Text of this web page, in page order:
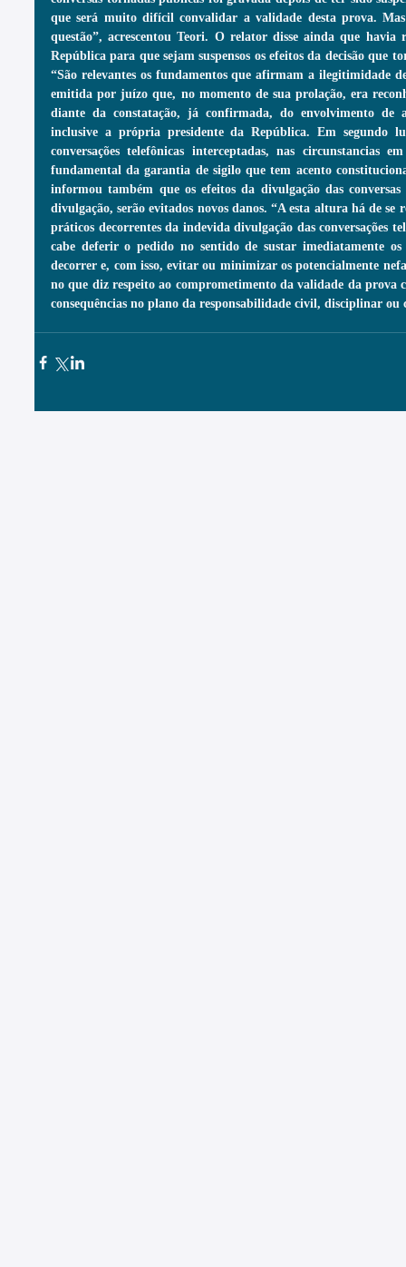
que será muito difícil convalidar a validade desta prova.
questão”, acrescentou Teori. O relator disse ainda que havia
República para que sejam suspensos os efeitos da decisão que
“São relevantes os fundamentos que afirmam a ilegitimidade
emitida por juízo que, no momento de sua prolação, era
diante da constatação, já confirmada, do envolvimento de
inclusive a própria presidente da República. Em segundo
conversações telefônicas interceptadas, nas circunstancias
fundamental da garantia de sigilo que tem acento
informou também que os efeitos da divulgação das
divulgação, serão evitados novos danos. “A esta altura há de se
práticos decorrentes da indevida divulgação das conversações
cabe deferir o pedido no sentido de sustar imediatamente
decorrer e, com isso, evitar ou minimizar os potencialmente
no que diz respeito ao comprometimento da validade da prova
consequências no plano da responsabilidade civil, disciplinar